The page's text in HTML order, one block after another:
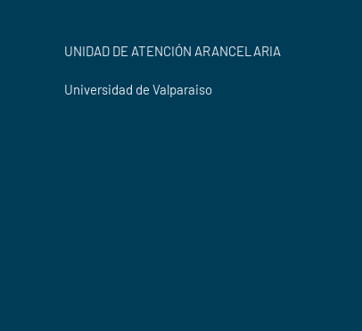
UNIDAD DE ATENCIÓN ARANCELARIA
Universidad de Valparaiso